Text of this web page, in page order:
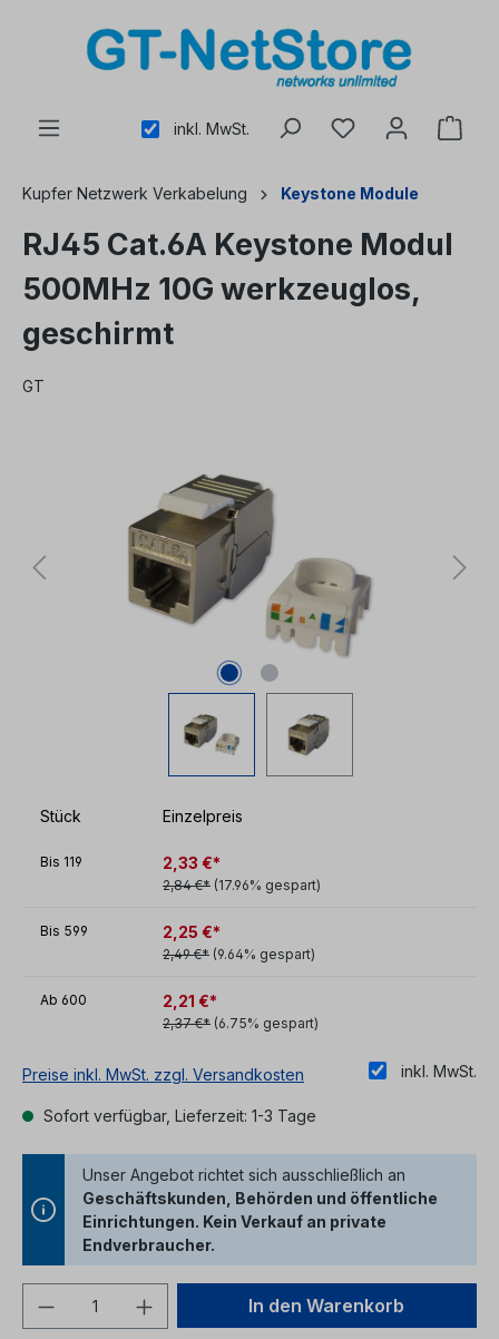
inkl. MwSt.
Kupfer Netzwerk Verkabelung Keystone Module
RJ45 Cat.6A Keystone Modul
500MHz 10G werkzeuglos,
geschirmt
GT
Stück Einzelpreis
Bis 119 2,33 €*
2,84 €* (17.96% gespart)
Bis 599 2,25 €*
2,49 €* (9.64% gespart)
Ab 600 2,21 €*
2,37 €* (6.75% gespart)
inkl. MwSt.
Preise inkl. MwSt. zzgl. Versandkosten
Sofort verfügbar, Lieferzeit: 1-3 Tage
Unser Angebot richtet sich ausschließlich an
Geschäftskunden, Behörden und öffentliche
Einrichtungen. Kein Verkauf an private
Endverbraucher.
Produkt Anzahl: Gib denIn den Warenkorb